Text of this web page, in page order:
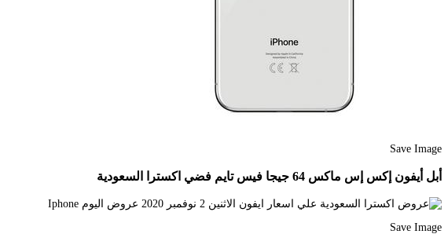
Save Image
أبل أيفون إكس إس ماكس 64 جيجا فيس تايم فضي اكسترا السعودية
Save Image